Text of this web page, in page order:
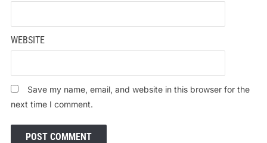
WEBSITE
Save my name, email, and website in this browser for the
next time I comment.